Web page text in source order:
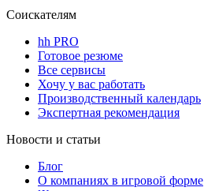
Соискателям
hh PRO
Готовое резюме
Все сервисы
Хочу у вас работать
Производственный календарь
Экспертная рекомендация
Новости и статьи
Блог
О компаниях в игровой форме